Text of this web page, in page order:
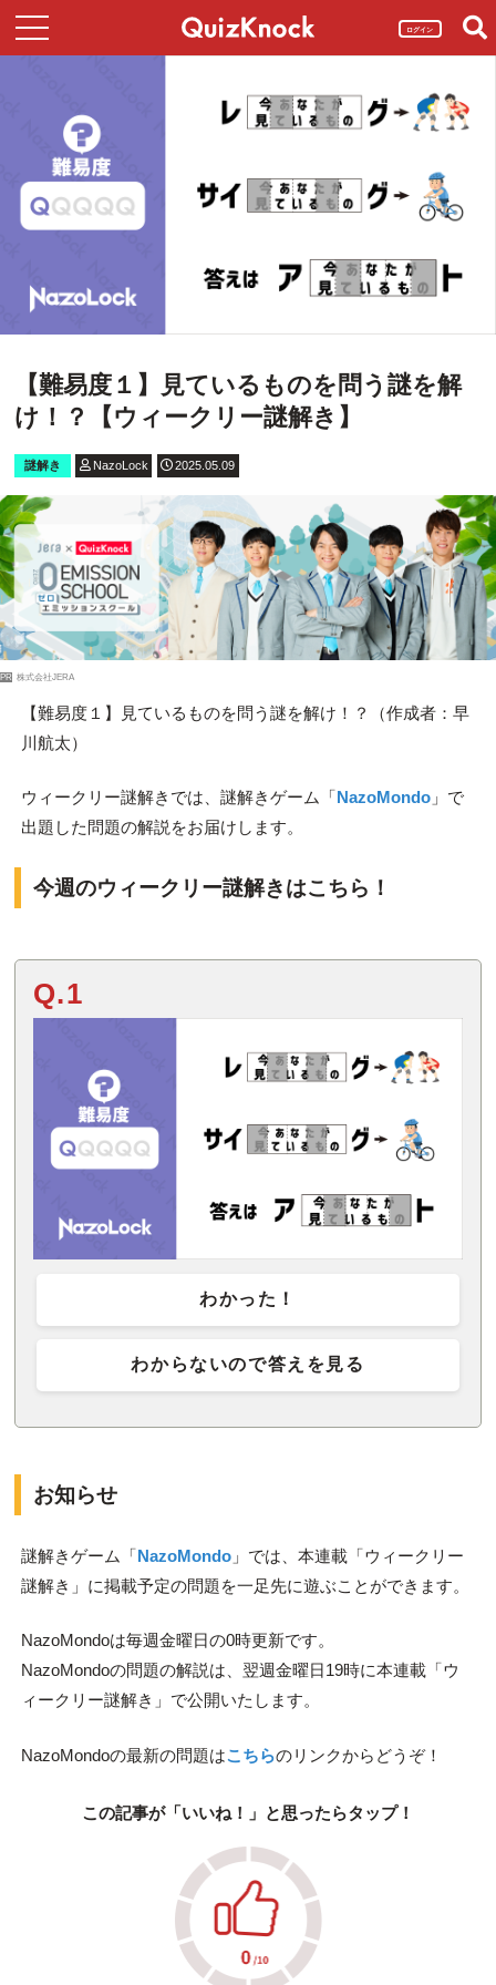
ログイン
【難易度１】見ているものを問う謎を解
け！？【ウィークリー謎解き】
謎解き NazoLock 2025.05.09
PR 株式会社JERA
【難易度１】見ているものを問う謎を解け！？（作成者：早
川航太）
ウィークリー謎解きでは、謎解きゲーム「 NazoMondo」で
出題した問題の解説をお届けします。
今週のウィークリー謎解きはこちら！
Q.1
わかった！
わからないので答えを見る
お知らせ
謎解きゲーム「NazoMondo」では、本連載「ウィークリー
謎解き」に掲載予定の問題を一足先に遊ぶことができます。
NazoMondoは毎週金曜日の0時更新です。
NazoMondoの問題の解説は、翌週金曜日19時に本連載「ウ
ィークリー謎解き」で公開いたします。
NazoMondoの最新の問題はこちらのリンクからどうぞ！
この記事が「いいね！」と思ったらタップ！